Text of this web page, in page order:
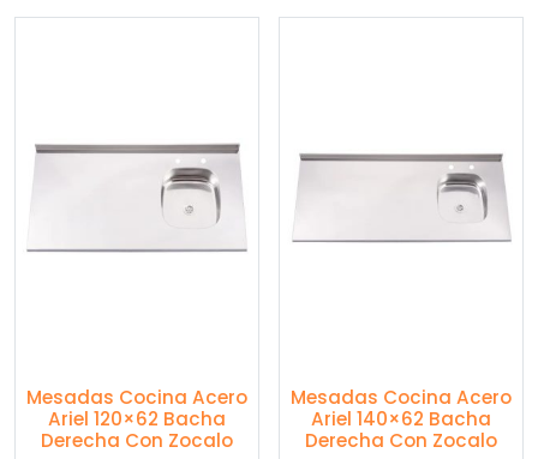
Mesadas Cocina Acero
Ariel 120×62 Bacha
Derecha Con Zocalo
Mesadas Cocina Acero
Ariel 140×62 Bacha
Derecha Con Zocalo